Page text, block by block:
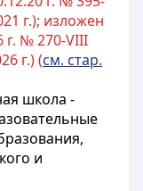
г.); изложен
г. № 270-VIII
г.) (см. стар.
школа -
и